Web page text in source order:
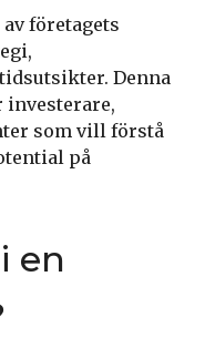
företagets
Denna
investerare,
som vill förstå
på
en